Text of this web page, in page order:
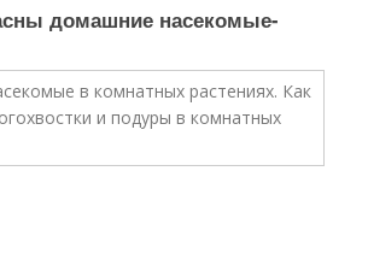
домашние насекомые-